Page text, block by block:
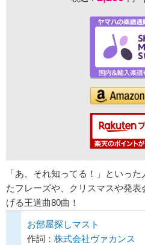
「あ、それ知ってる！」といっ
たフレーズや、クリスマスや発
げる王道曲80曲！
お部屋探しマスト
作詞： 株式会社ヴァカンス